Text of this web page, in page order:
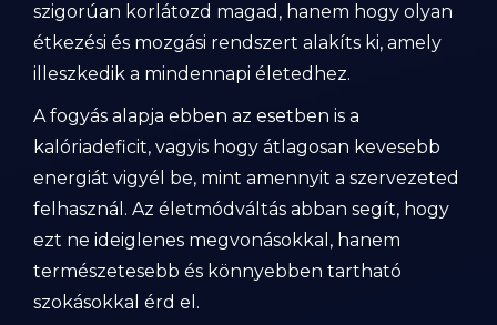
szigorúan korlátozd magad, hanem hogy olyan
étkezési és mozgási rendszert alakíts ki, amely
illeszkedik a mindennapi életedhez.
A fogyás alapja ebben az esetben is a
kalóriadeficit, vagyis hogy átlagosan kevesebb
energiát vigyél be, mint amennyit a szervezeted
felhasznál. Az életmódváltás abban segít, hogy
ezt ne ideiglenes megvonásokkal, hanem
természetesebb és könnyebben tartható
szokásokkal érd el.